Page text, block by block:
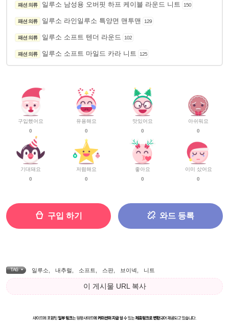
패션 의류 일루소 남성용 오버핏 하프 케이블 라운드 니트 150
패션 의류 일루소 라인일루소 특양면 맨투맨 129
패션 의류 일루소 소프트 텐더 라운드 102
패션 의류 일루소 소프트 마일드 카라 니트 125
구입했어요
0
기대돼요
0
유용해요
0
저렴해요
0
맛있어요
0
좋아요
0
아쉬워요
0
이미 샀어요
0
구입 하기 와드 등록
TAG • 일루소 내추럴 소프트 스판 브이넥 니트
이 게시물 URL 복사